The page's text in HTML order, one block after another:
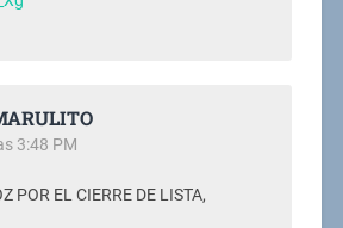
3:48 PM
POR EL CIERRE DE LISTA,